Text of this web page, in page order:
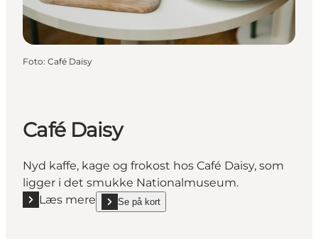
Foto: Café Daisy
Café Daisy
Nyd kaffe, kage og frokost hos Café Daisy, som
ligger i det smukke Nationalmuseum.
Læs mere
Læs mere "Café Daisy"
Se på kort
show Café Daisy on_map